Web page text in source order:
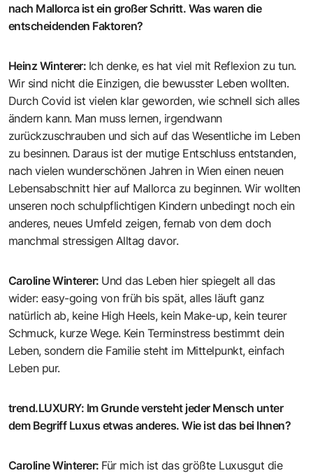
nach Mallorca ist ein großer Schritt. Was waren die
entscheidenden Faktoren?
Heinz Winterer: Ich denke, es hat viel mit Reflexion zu tun.
Wir sind nicht die Einzigen, die bewusster Leben wollten.
Durch Covid ist vielen klar geworden, wie schnell sich alles
ändern kann. Man muss lernen, irgendwann
zurückzuschrauben und sich auf das Wesentliche im Leben
zu besinnen. Daraus ist der mutige Entschluss entstanden,
nach vielen wunderschönen Jahren in Wien einen neuen
Lebensabschnitt hier auf Mallorca zu beginnen. Wir wollten
unseren noch schulpflichtigen Kindern unbedingt noch ein
anderes, neues Umfeld zeigen, fernab von dem doch
manchmal stressigen Alltag davor.
Caroline Winterer: Und das Leben hier spiegelt all das
wider: easy-going von früh bis spät, alles läuft ganz
natürlich ab, keine High Heels, kein Make-up, kein teurer
Schmuck, kurze Wege. Kein Terminstress bestimmt dein
Leben, sondern die Familie steht im Mittelpunkt, einfach
Leben pur.
trend.LUXURY: Im Grunde versteht jeder Mensch unter
dem Begriff Luxus etwas anderes. Wie ist das bei Ihnen?
Caroline Winterer: Für mich ist das größte Luxusgut die